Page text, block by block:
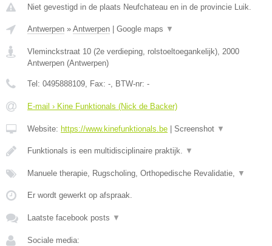
Niet gevestigd in de plaats Neufchateau en in de provincie Luik.
Antwerpen » Antwerpen Google maps ▼
Vleminckstraat 10 (2e verdieping, rolstoeltoegankelijk), 2000
Antwerpen (Antwerpen)
Tel: 0495888109, Fax: -, BTW-nr: -
E-mail › Kine Funktionals (Nick de Backer)
Website: https://www.kinefunktionals.be Screenshot ▼
Funktionals is een multidisciplinaire praktijk. ▼
Manuele therapie, Rugscholing, Orthopedische Revalidatie, ▼
Er wordt gewerkt op afspraak.
Laatste facebook posts ▼
Sociale media: